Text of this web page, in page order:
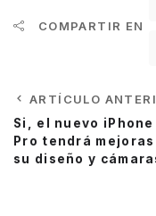
COMPARTIR EN
ARTÍCULO
Si, el nuevo iPhone
Pro tendrá mejoras
su diseño y